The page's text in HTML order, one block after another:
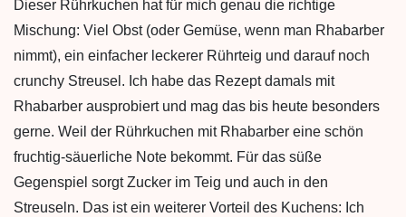
Dieser Rührkuchen hat für mich genau die richtige
Mischung: Viel Obst (oder Gemüse, wenn man Rhabarber
nimmt), ein einfacher leckerer Rührteig und darauf noch
crunchy Streusel. Ich habe das Rezept damals mit
Rhabarber ausprobiert und mag das bis heute besonders
gerne. Weil der Rührkuchen mit Rhabarber eine schön
fruchtig-säuerliche Note bekommt. Für das süße
Gegenspiel sorgt Zucker im Teig und auch in den
Streuseln. Das ist ein weiterer Vorteil des Kuchens: Ich